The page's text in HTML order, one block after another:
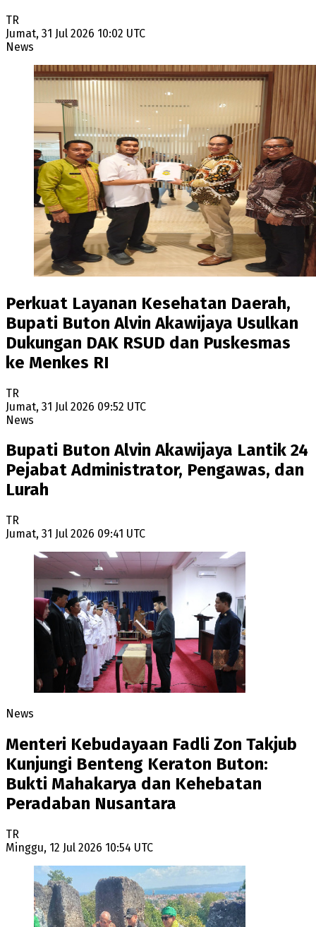
TR
Jumat, 31 Jul 2026 10:02 UTC
News
Perkuat Layanan Kesehatan Daerah,
Bupati Buton Alvin Akawijaya Usulkan
Dukungan DAK RSUD dan Puskesmas
ke Menkes RI
TR
Jumat, 31 Jul 2026 09:52 UTC
News
Bupati Buton Alvin Akawijaya Lantik 24
Pejabat Administrator, Pengawas, dan
Lurah
TR
Jumat, 31 Jul 2026 09:41 UTC
News
Menteri Kebudayaan Fadli Zon Takjub
Kunjungi Benteng Keraton Buton:
Bukti Mahakarya dan Kehebatan
Peradaban Nusantara
TR
Minggu, 12 Jul 2026 10:54 UTC